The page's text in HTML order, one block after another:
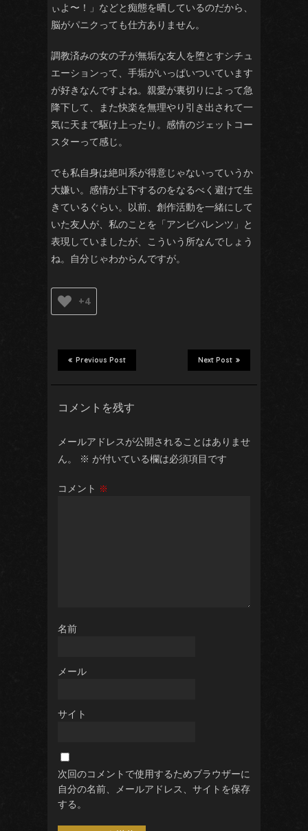
ぃよ〜！」などと痴態を晒しているのだから、
脳がパニクっても仕方ありません。
調教済みの女の子が無垢な友人を堕とすシチュ
エーションって、手垢がいっぱいついています
が好きなんですよね。親愛が裏切りによって急
降下して、また快楽を無理やり引き出されて一
気に天まで駆け上ったり。感情のジェットコー
スターって感じ。
でも私自身は絶叫系が得意じゃないっていうか
大嫌い。感情が上下するのをなるべく避けて生
きているぐらい。以前、創作活動を一緒にして
いた友人が、私のことを「アンビバレンツ」と
表現していましたが、こういう所なんでしょう
ね。自分じゃわからんですが。
+4
Next Post
Previous Post
コメントを残す
メールアドレスが公開されることはありませ
ん。
※ が付いている欄は必須項目です
コメント ※
名前
メール
サイト
次回のコメントで使用するためブラウザーに
自分の名前、メールアドレス、サイトを保存
する。